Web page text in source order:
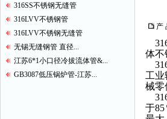
316SS不锈钢无缝管
316LVV不锈钢管
316LVV不锈钢无缝管
无锡无缝钢管 直径...
江苏6*1小口径冷拔流体管&...
GB3087低压锅炉管-江苏...
产
体不
工
械零
于85